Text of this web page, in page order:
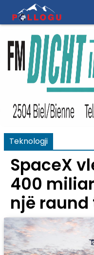
Teknologji
SpaceX
400
një